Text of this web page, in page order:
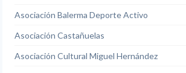
Asociación Balerma Deporte Activo
Asociación Castañuelas
Asociación Cultural Miguel Hernández